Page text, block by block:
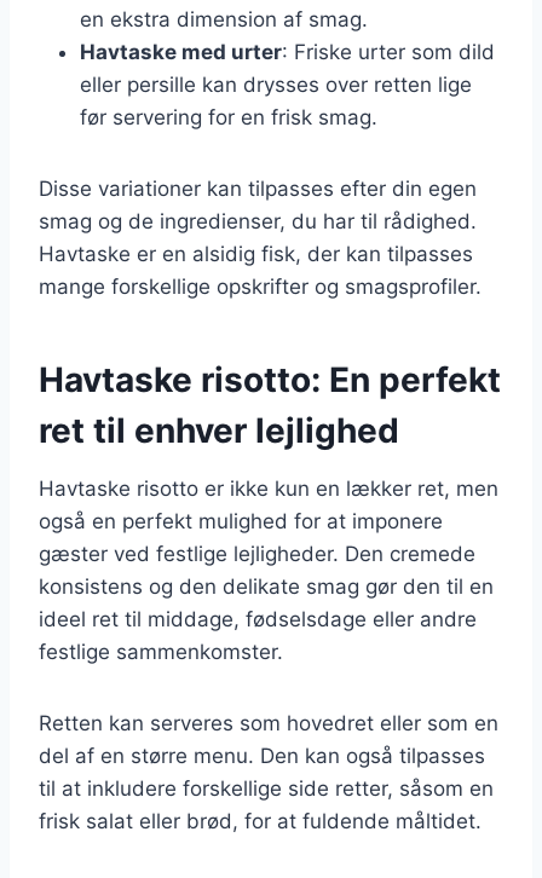
en ekstra dimension af smag.
Havtaske med urter: Friske urter som dild
eller persille kan drysses over retten lige
før servering for en frisk smag.
Disse variationer kan tilpasses efter din egen
smag og de ingredienser, du har til rådighed.
Havtaske er en alsidig fisk, der kan tilpasses
mange forskellige opskrifter og smagsprofiler.
Havtaske risotto: En perfekt
ret til enhver lejlighed
Havtaske risotto er ikke kun en lækker ret, men
også en perfekt mulighed for at imponere
gæster ved festlige lejligheder. Den cremede
konsistens og den delikate smag gør den til en
ideel ret til middage, fødselsdage eller andre
festlige sammenkomster.
Retten kan serveres som hovedret eller som en
del af en større menu. Den kan også tilpasses
til at inkludere forskellige side retter, såsom en
frisk salat eller brød, for at fuldende måltidet.